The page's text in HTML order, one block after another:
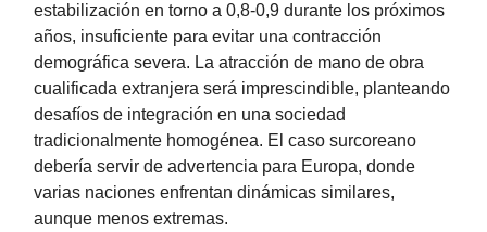
estabilización en torno a 0,8-0,9 durante los próximos
años, insuficiente para evitar una contracción
demográfica severa. La atracción de mano de obra
cualificada extranjera será imprescindible, planteando
desafíos de integración en una sociedad
tradicionalmente homogénea. El caso surcoreano
debería servir de advertencia para Europa, donde
varias naciones enfrentan dinámicas similares,
aunque menos extremas.